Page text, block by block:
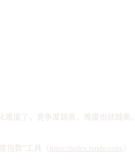
度了，竞争度越高，难度也就越
指数”工具（https://index.baidu.com/ ）